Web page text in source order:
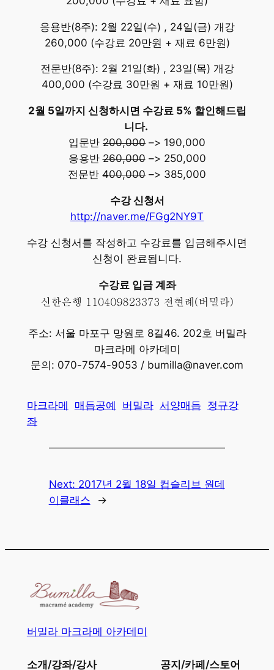
응용반(8주): 2월 22일(수) , 24일(금) 개강
260,000 (수강료 20만원 + 재료 6만원)
전문반(8주): 2월 21일(화) , 23일(목) 개강
400,000 (수강료 30만원 + 재료 10만원)
2월 5일까지 신청하시면 수강료 5% 할인해드립
니다.
입문반 200,000 –> 190,000
응용반260,000–> 250,000
전문반 400,000 –> 385,000
수강 신청서
http://naver.me/FGg2NY9T
수강 신청서를 작성하고 수강료를 입금해주시면
신청이 완료됩니다.
수강료 입금 계좌
주소: 서울 마포구 망원로 8길46. 202호 버밀라
마크라메 아카데미
문의: 070-7574-9053 / bumilla@naver.com
마크라메 매듭공예 버밀라 서양매듭 정규강
좌
Next: 2017년 2월 18일 컵슬리브 원데
이클래스
→
버밀라 마크라메 아카데미
소개/강좌/강사 공지/카페/스토어